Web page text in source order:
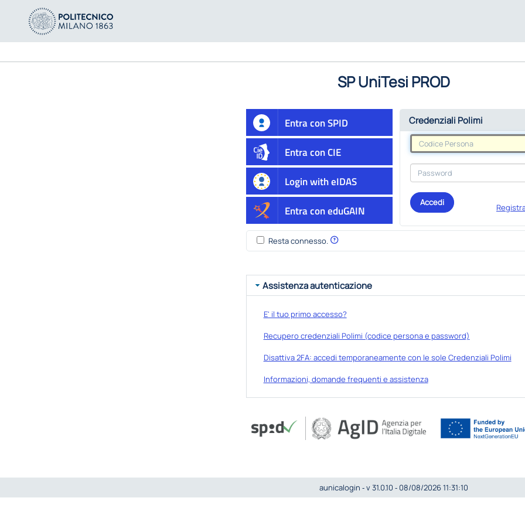
SP UniTesi PROD
Entra con SPID
Entra con CIE
Login with eIDAS
Entra con eduGAIN
Credenziali Polimi
Accedi
Resta connesso.
Assistenza autenticazione
E' il tuo primo accesso?
Recupero credenziali Polimi (codice persona e password)
Disattiva 2FA: accedi temporaneamente con le sole Credenziali Polimi
Informazioni, domande frequenti e assistenza
aunicalogin ‐ v 31.0.10 ‐ 08/08/2026 11:31:10